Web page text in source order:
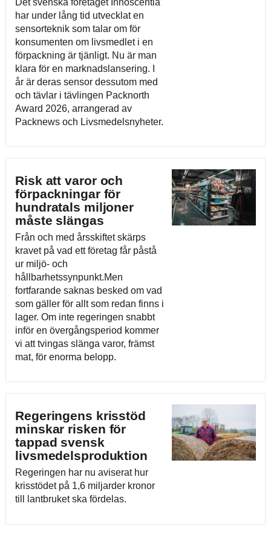
har under lång tid utvecklat en
sensorteknik som talar om för
konsumenten om livsmedlet i en
förpackning är tjänligt. Nu är man
klara för en marknadslansering. I
år är deras sensor dessutom med
och tävlar i tävlingen Packnorth
Award 2026, arrangerad av
Packnews och Livsmedelsnyheter.
Risk att varor och
förpackningar för
hundratals miljoner
måste slängas
Från och med årsskiftet skärps
kravet på vad ett företag får påstå
ur miljö- och
hållbarhetssynpunkt.Men
fortfarande saknas besked om vad
som gäller för allt som redan finns i
lager. Om inte regeringen snabbt
inför en övergångsperiod kommer
vi att tvingas slänga varor, främst
mat, för enorma belopp.
Regeringens krisstöd
minskar risken för
tappad svensk
livsmedelsproduktion
Regeringen har nu aviserat hur
krisstödet på 1,6 miljarder kronor
till lantbruket ska fördelas.